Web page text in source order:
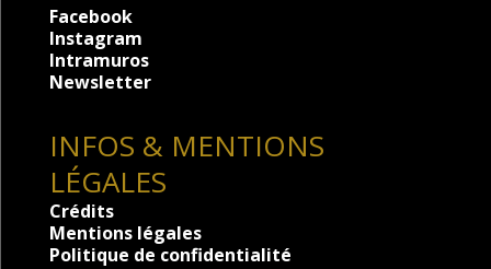
Facebook
Instagram
Intramuros
Newsletter
INFOS & MENTIONS
LÉGALES
Crédits
Mentions légales
Politique de confidentialité